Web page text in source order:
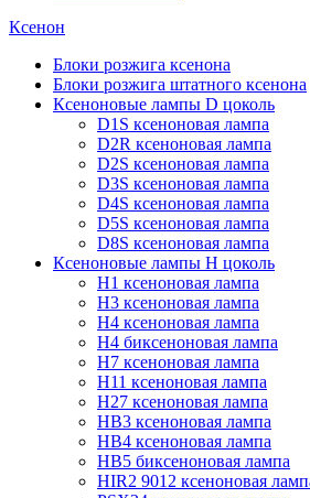
Ксенон
Блоки розжига ксенона
Блоки розжига штатного ксенона
Ксеноновые лампы D цоколь
D1S ксеноновая лампа
D2R ксеноновая лампа
D2S ксеноновая лампа
D3S ксеноновая лампа
D4S ксеноновая лампа
D5S ксеноновая лампа
D8S ксеноновая лампа
Ксеноновые лампы Н цоколь
H1 ксеноновая лампа
H3 ксеноновая лампа
H4 ксеноновая лампа
H4 биксеноновая лампа
H7 ксеноновая лампа
H11 ксеноновая лампа
H27 ксеноновая лампа
HB3 ксеноновая лампа
HB4 ксеноновая лампа
HB5 биксеноновая лампа
HIR2 9012 ксеноновая